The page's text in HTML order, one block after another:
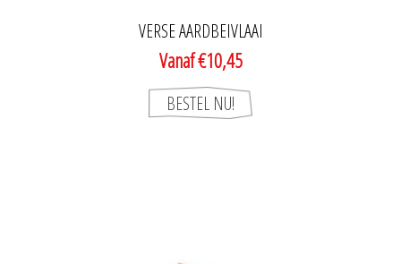
VERSE AARDBEIVLAAI
Vanaf €10,45